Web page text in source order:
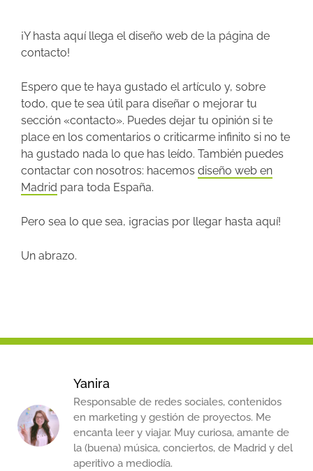
¡Y hasta aquí llega el diseño web de la página de
contacto!
Espero que te haya gustado el artículo y, sobre
todo, que te sea útil para diseñar o mejorar tu
sección «contacto». Puedes dejar tu opinión si te
place en los comentarios o criticarme infinito si no te
ha gustado nada lo que has leído. También puedes
contactar con nosotros: hacemos diseño web en
Madrid para toda España.
Pero sea lo que sea, ¡gracias por llegar hasta aquí!
Un abrazo.
Yanira
Responsable de redes sociales, contenidos
en marketing y gestión de proyectos. Me
encanta leer y viajar. Muy curiosa, amante de
la (buena) música, conciertos, de Madrid y del
aperitivo a mediodía.